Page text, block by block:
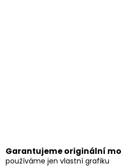
Garantujeme originální
používáme jen vlastní grafiku